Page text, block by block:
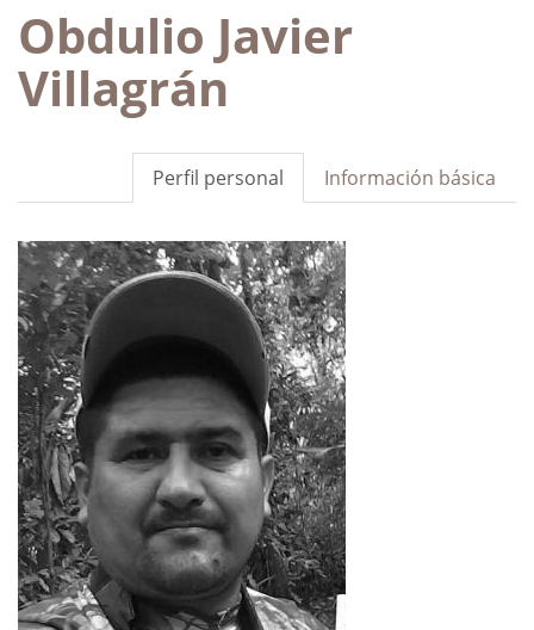
Obdulio Javier
Villagrán
Información básica
Perfil personal